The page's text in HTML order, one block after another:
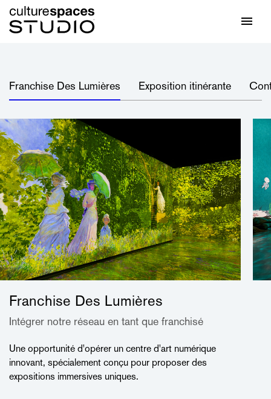
Passer
Accueil
Menu
Franchise Des Lumières Exposition itinérante
Franchise Des Lumières
Intégrer notre réseau en tant que franchisé
Une opportunité d'opérer un centre d'art numérique
innovant, spécialement conçu pour proposer des
expositions immersives uniques.
Panneau de gestion des cookies